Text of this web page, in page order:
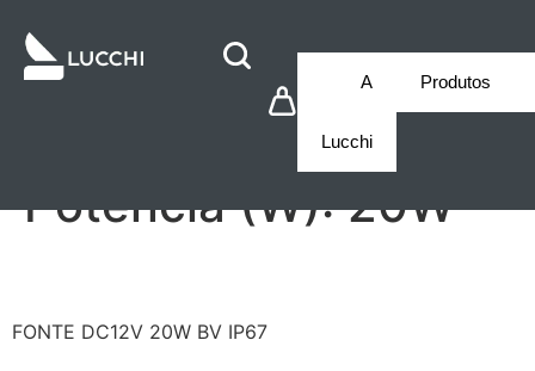
A
Lucchi
Produtos
Potência (W):20W
FONTE DC12V 20W BV IP67